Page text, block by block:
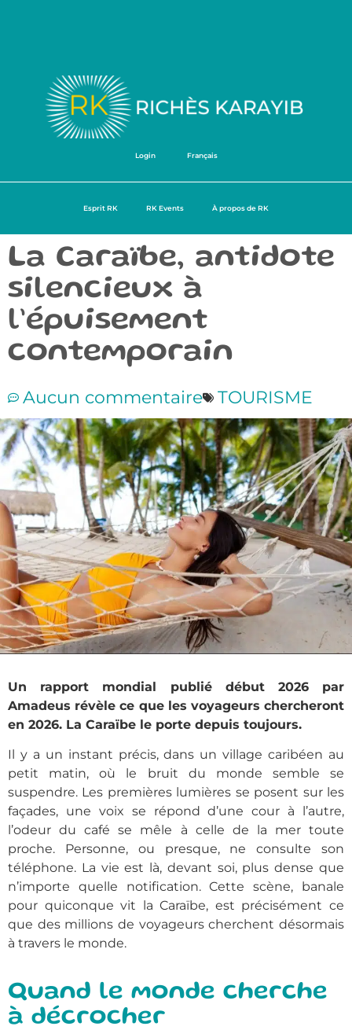
Login Français
Esprit RK RK Events À propos de RK
La Caraïbe, antidote
silencieux à
l’épuisement
contemporain
Aucun commentaire TOURISME
Un rapport mondial publié début 2026 par
Amadeus révèle ce que les voyageurs chercheront
en 2026. La Caraïbe le porte depuis toujours.
Il y a un instant précis, dans un village caribéen au
petit matin, où le bruit du monde semble se
suspendre. Les premières lumières se posent sur les
façades, une voix se répond d’une cour à l’autre,
l’odeur du café se mêle à celle de la mer toute
proche. Personne, ou presque, ne consulte son
téléphone. La vie est là, devant soi, plus dense que
n’importe quelle notification. Cette scène, banale
pour quiconque vit la Caraïbe, est précisément ce
que des millions de voyageurs cherchent désormais
à travers le monde.
Quand le monde cherche
à décrocher